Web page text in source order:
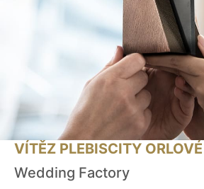
VÍTĚZ PLEBISCITY ORLOVÉ
Wedding Factory